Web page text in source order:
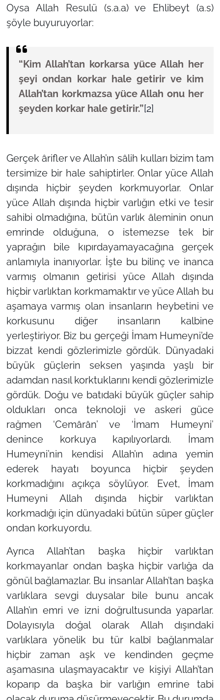
Oysa Allah Resulü (s.a.a) ve Ehlibeyt (a.s)
şöyle buyuruyorlar:
“Kim Allah’tan korkarsa yüce Allah her
şeyi ondan korkar hale getirir ve kim
Allah’tan korkmazsa yüce Allah onu her
şeyden korkar hale getirir.”[2]
Gerçek ârifler ve Allah’ın sâlih kulları bizim tam
tersimize bir hale sahiptirler. Onlar yüce Allah
dışında hiçbir şeyden korkmuyorlar. Onlar
yüce Allah dışında hiçbir varlığın etki ve tesir
sahibi olmadığına, bütün varlık âleminin onun
emrinde olduğuna, o istemezse tek bir
yaprağın bile kıpırdayamayacağına gerçek
anlamıyla inanıyorlar. İşte bu bilinç ve inanca
varmış olmanın getirisi yüce Allah dışında
hiçbir varlıktan korkmamaktır ve yüce Allah bu
aşamaya varmış olan insanların heybetini ve
korkusunu diğer insanların kalbine
yerleştiriyor. Biz bu gerçeği İmam Humeyni’de
bizzat kendi gözlerimizle gördük. Dünyadaki
büyük güçlerin seksen yaşında yaşlı bir
adamdan nasıl korktuklarını kendi gözlerimizle
gördük. Doğu ve batıdaki büyük güçler sahip
oldukları onca teknoloji ve askeri güce
rağmen ‘Cemârân’ ve ‘İmam Humeyni’
denince korkuya kapılıyorlardı. İmam
Humeyni’nin kendisi Allah’ın adına yemin
ederek hayatı boyunca hiçbir şeyden
korkmadığını açıkça söylüyor. Evet, İmam
Humeyni Allah dışında hiçbir varlıktan
korkmadığı için dünyadaki bütün süper güçler
ondan korkuyordu.
Ayrıca Allah’tan başka hiçbir varlıktan
korkmayanlar ondan başka hiçbir varlığa da
gönül bağlamazlar. Bu insanlar Allah’tan başka
varlıklara sevgi duysalar bile bunu ancak
Allah’ın emri ve izni doğrultusunda yaparlar.
Dolayısıyla doğal olarak Allah dışındaki
varlıklara yönelik bu tür kalbî bağlanmalar
hiçbir zaman aşk ve kendinden geçme
aşamasına ulaşmayacaktır ve kişiyi Allah’tan
koparıp da başka bir varlığın emrine tabi